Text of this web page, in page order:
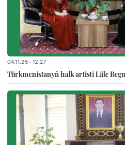
04.11.25 - 12:27
Türkmenistanyň halk artisti Läle